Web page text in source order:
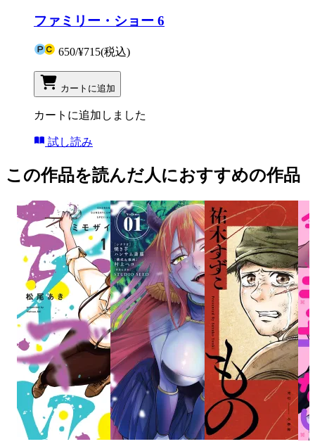
ファミリー・ショー 6
650/¥715(税込)
カートに追加
カートに追加しました
試し読み
この作品を読んだ人におすすめの作品